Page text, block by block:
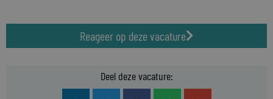
Reageer op deze vacature
Deel deze vacature: